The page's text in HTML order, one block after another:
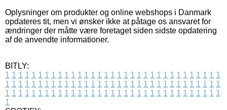
Oplysninger om produkter og online webshops i Danmark
opdateres tit, men vi ønsker ikke at påtage os ansvaret for
ændringer der måtte være foretaget siden sidste opdatering
af de anvendte informationer.
BITLY:
1 1 1 1 1 1 1 1 1 1 1 1 1 1 1 1 1 1 1 1 1 1 1 1 1 1 1 1 1 1 1 1 1
1 1 1 1 1 1 1 1 1 1 1 1 1 1 1 1 1 1 1 1 1 1 1 1 1 1 1 1 1 1 1 1 1
1 1 1 1 1 1 1 1 1 1 1 1 1 1 1 1 1 1 1 1 1 1 1 1 1 1 1 1 1 1 1 1 1
1